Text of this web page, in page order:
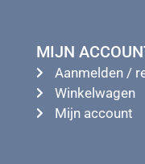
MIJN
Aanmelden /
Winkelwagen
Mijn account